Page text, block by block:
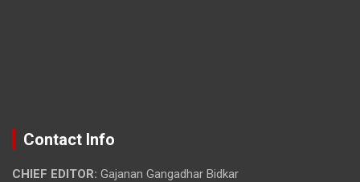
Contact Info
CHIEF EDITOR: Gajanan Gangadhar Bidkar